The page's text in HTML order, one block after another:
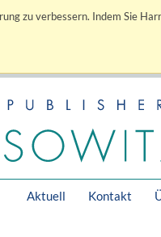
zu verbessern. Indem Sie
Aktuell Kontakt